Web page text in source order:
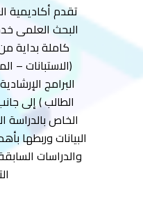
تقدم أكاديمية
البحث العلمى
كاملة بداية
(الاستبانات –
البرامج
الطالب ) إلى
الخاص بالدراسة
البيانات وربطها
والدراسات